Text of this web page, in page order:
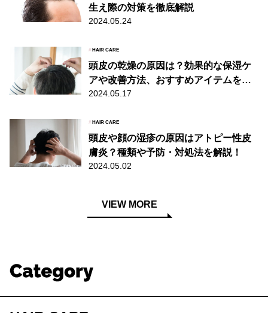
生え際の対策を徹底解説
2024.05.24
# HAIR CARE
頭皮の乾燥の原因は？効果的な保湿ケ
アや改善方法、おすすめアイテムを解
説
2024.05.17
# HAIR CARE
頭皮や顔の湿疹の原因はアトピー性皮
膚炎？種類や予防・対処法を解説！
2024.05.02
VIEW MORE